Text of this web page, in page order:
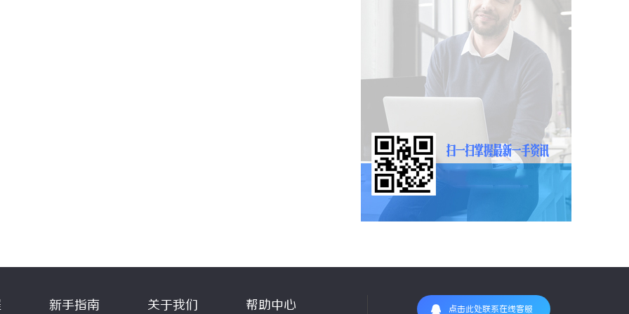
新手指南 关于我们 帮助中心 点击此处联系在线客服